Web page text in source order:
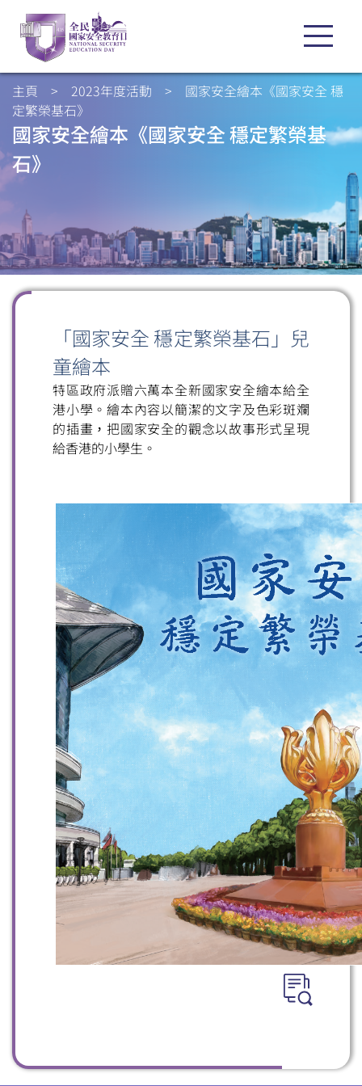
主頁 > 2023年度活動 > 國家安全繪本《國家安全 穩
定繁榮基石》
國家安全繪本《國家安全 穩定繁榮基
石》
「國家安全 穩定繁榮基石」兒
童繪本
特區政府派贈六萬本全新國家安全繪本給全
港小學。繪本內容以簡潔的文字及色彩斑斕
的插畫，把國家安全的觀念以故事形式呈現
給香港的小學生。
掃一掃關注我們的社交媒體，緊貼最新資訊！
微信 微博 小紅書